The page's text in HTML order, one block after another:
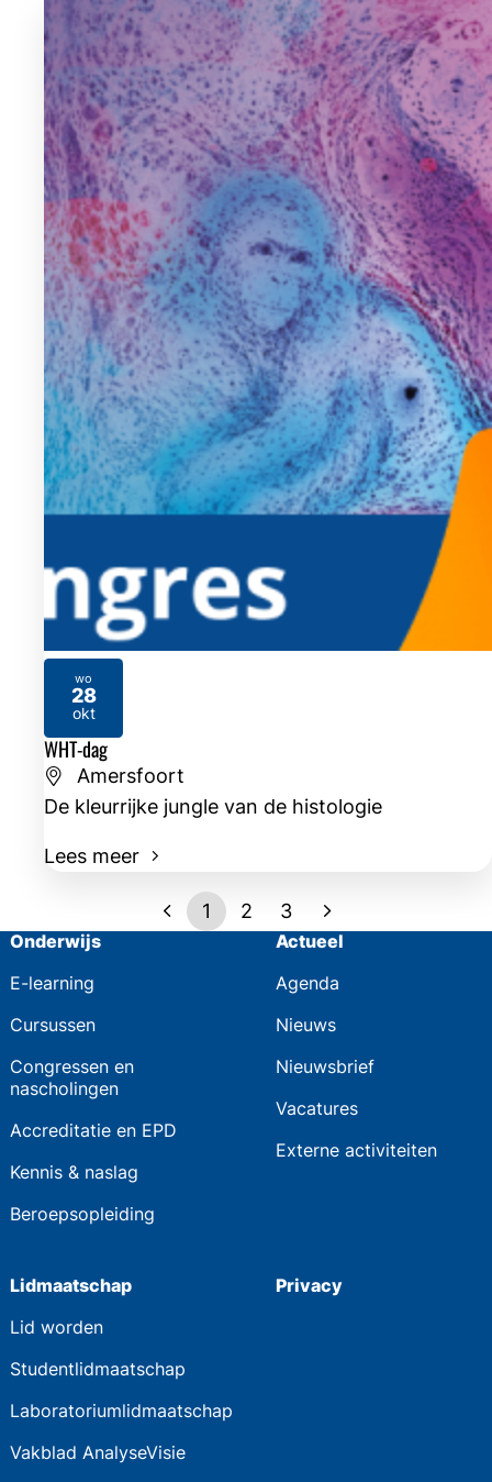
WHT-dag
Amersfoort
De kleurrijke jungle van de histologie
Lees meer
wo
28
okt
2026
1 2 3
Onderwijs
E-learning
Cursussen
Congressen en
nascholingen
Accreditatie en EPD
Kennis & naslag
Beroepsopleiding
Actueel
Agenda
Nieuws
Nieuwsbrief
Vacatures
Externe activiteiten
Lidmaatschap
Lid worden
Studentlidmaatschap
Laboratoriumlidmaatschap
Vakblad AnalyseVisie
Privacy